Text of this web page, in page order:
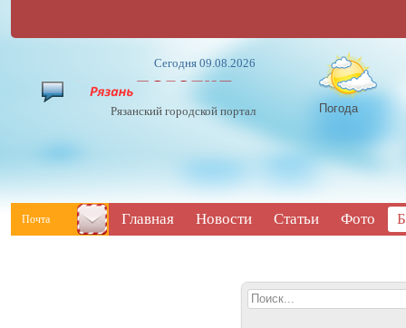
Сегодня 09.08.2026
Рязанский городской портал Погода
Почта Главная Новости Статьи Фото